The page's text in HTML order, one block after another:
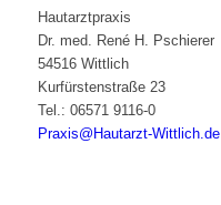
Hautarztpraxis
Dr. med. René H. Pschierer
54516 Wittlich
Kurfürstenstraße 23
Tel.: 06571 9116-0
Praxis@Hautarzt-Wittlich.de